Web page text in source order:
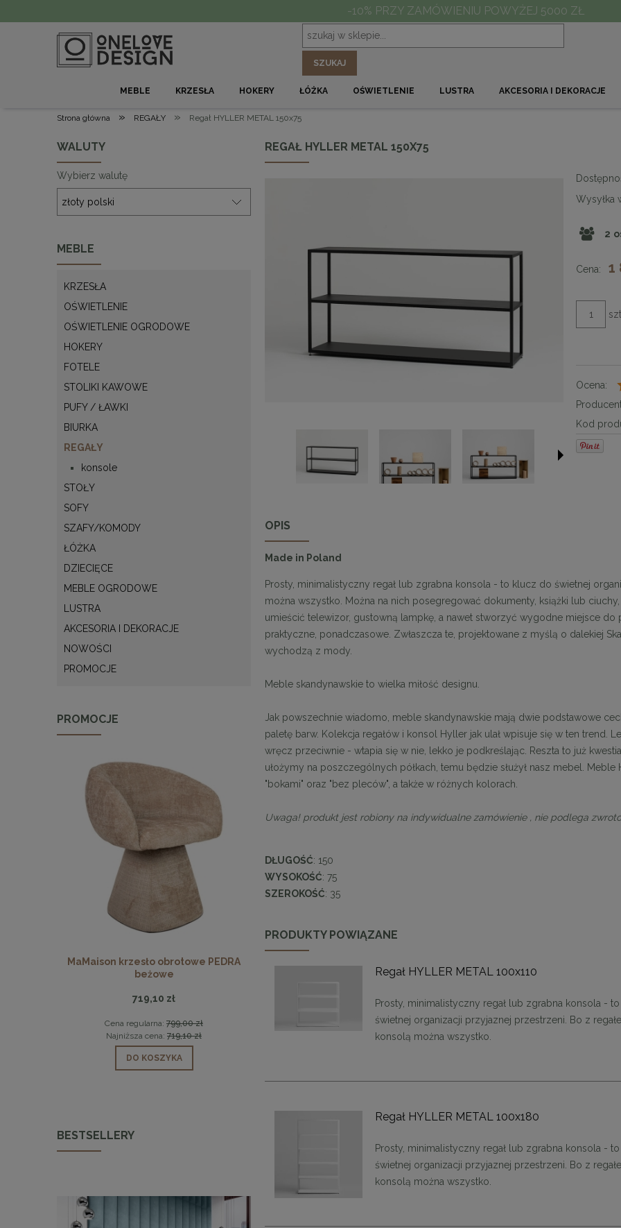
-10% PRZY ZAMÓWIENIU POWYŻEJ 5000 ZŁ
SZUKAJ
MEBLE KRZESŁA HOKERY ŁÓŻKA OŚWIETLENIE LUSTRA AKCESORIA I DEKORACJE
Strona główna » REGAŁY » Regał HYLLER METAL 150x75
WALUTY
Wybierz walutę
MEBLE
KRZESŁA
OŚWIETLENIE
OŚWIETLENIE OGRODOWE
HOKERY
FOTELE
STOLIKI KAWOWE
PUFY / ŁAWKI
BIURKA
REGAŁY
konsole
STOŁY
SOFY
SZAFY/KOMODY
ŁÓŻKA
DZIECIĘCE
MEBLE OGRODOWE
LUSTRA
AKCESORIA I DEKORACJE
NOWOŚCI
PROMOCJE
PROMOCJE
MaMaison krzesło obrotowe PEDRA
beżowe
719,10 zł
Cena regularna: 799,00 zł
Najniższa cena: 719,10 zł
DO KOSZYKA
999,01 zł
899,11 zł
czarny
1 223,10 zł
Cena regularna:1 359,00 zł
BESTSELLERY
REGAŁ HYLLER METAL 150X75
Wysyłka
2
Cena: 1
Ocena:
Kod
OPIS
Made in Poland
Prosty, minimalistyczny regał lub zgrabna konsola - to klucz do świetnej
można wszystko. Można na nich posegregować dokumenty, książki lub
umieścić telewizor, gustowną lampkę, a nawet stworzyć wygodne miejsce do
praktyczne, ponadczasowe. Zwłaszcza te, projektowane z myślą o dalekiej
wychodzą z mody.
Meble skandynawskie to wielka miłość designu.
Jak powszechnie wiadomo, meble skandynawskie mają dwie podstawowe
paletę barw. Kolekcja regałów i konsol Hyller jak ulał wpisuje się w ten trend.
wręcz przeciwnie - wtapia się w nie, lekko je podkreślając. Reszta to już
ułożymy na poszczególnych półkach, temu będzie służył nasz mebel.
"bokami" oraz "bez pleców", a także w różnych kolorach.
Uwaga! produkt jest robiony na indywidualne zamówienie , nie podlega
DŁUGOŚĆ: 150
WYSOKOŚĆ: 75
SZEROKOŚĆ: 35
PRODUKTY POWIĄZANE
Regał HYLLER METAL 100x110
Prosty, minimalistyczny regał lub zgrabna konsola -
świetnej organizacji przyjaznej przestrzeni. Bo z
konsolą można wszystko.
Regał HYLLER METAL 100x180
Prosty, minimalistyczny regał lub zgrabna konsola -
świetnej organizacji przyjaznej przestrzeni. Bo z
konsolą można wszystko.